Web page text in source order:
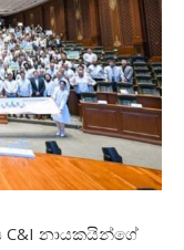
C&I නායකයින්ගේ